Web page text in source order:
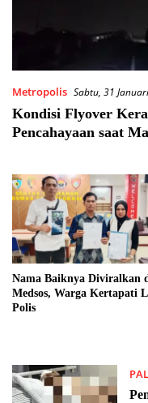
Metropolis Sabtu, 31
Kondisi Flyover
Pencahayaan saat
Nama Baiknya Diviralkan
Medsos, Warga Kertapati
Polis